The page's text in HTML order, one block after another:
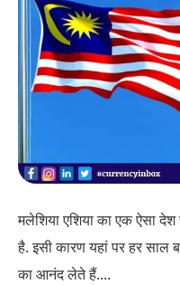
मलेशिया एशिया का एक ऐसा
है. इसी कारण यहां पर हर साल
का आनंद लेते हैं....